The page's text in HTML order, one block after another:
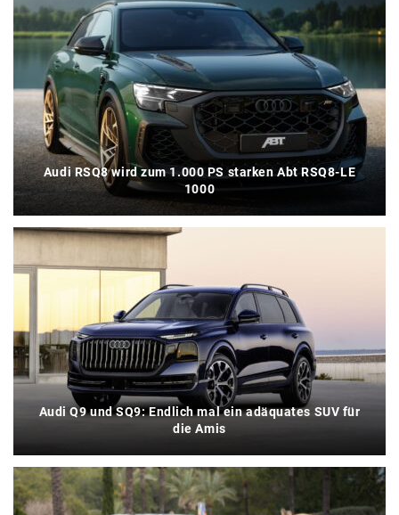
Audi RSQ8 wird zum 1.000 PS starken Abt RSQ8-LE
1000
Audi Q9 und SQ9: Endlich mal ein adäquates SUV für
die Amis